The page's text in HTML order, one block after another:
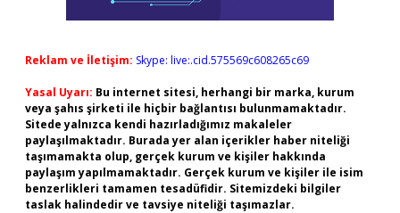
Reklam ve İletişim: Skype: live:.cid.575569c608265c69
Yasal Uyarı: Bu internet sitesi, herhangi bir marka, kurum
veya şahıs şirketi ile hiçbir bağlantısı bulunmamaktadır.
Sitede yalnızca kendi hazırladığımız makaleler
paylaşılmaktadır. Burada yer alan içerikler haber niteliği
taşımamakta olup, gerçek kurum ve kişiler hakkında
paylaşım yapılmamaktadır. Gerçek kurum ve kişiler ile isim
benzerlikleri tamamen tesadüfidir. Sitemizdeki bilgiler
taslak halindedir ve tavsiye niteliği taşımazlar.